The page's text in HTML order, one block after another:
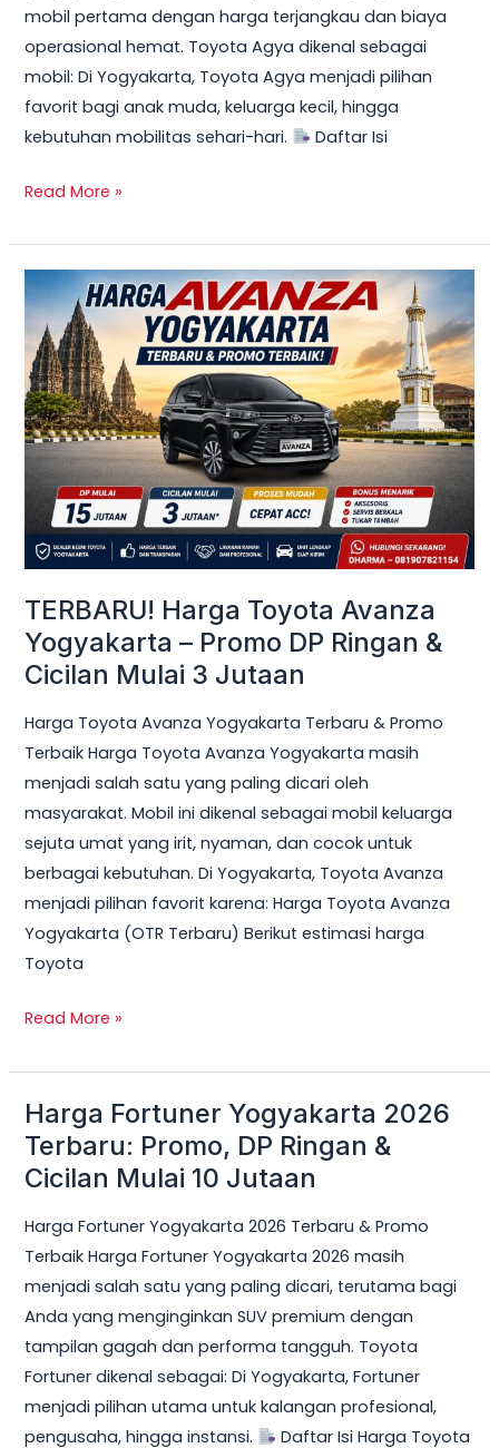
mobil pertama dengan harga terjangkau dan biaya
operasional hemat. Toyota Agya dikenal sebagai
mobil: Di Yogyakarta, Toyota Agya menjadi pilihan
favorit bagi anak muda, keluarga kecil, hingga
kebutuhan mobilitas sehari-hari.
Daftar Isi
Read More »
TERBARU! Harga Toyota Avanza
Yogyakarta – Promo DP Ringan &
Cicilan Mulai 3 Jutaan
Harga Toyota Avanza Yogyakarta Terbaru & Promo
Terbaik Harga Toyota Avanza Yogyakarta masih
menjadi salah satu yang paling dicari oleh
masyarakat. Mobil ini dikenal sebagai mobil keluarga
sejuta umat yang irit, nyaman, dan cocok untuk
berbagai kebutuhan. Di Yogyakarta, Toyota Avanza
menjadi pilihan favorit karena: Harga Toyota Avanza
Yogyakarta (OTR Terbaru) Berikut estimasi harga
Toyota
TERBARU!
Harga
Toyota
Avanza
Yogyakarta
–
Promo
DP
Ringan
&
Mulai
3
Jutaan
Read More »
Harga Fortuner Yogyakarta 2026
Terbaru: Promo, DP Ringan &
Cicilan Mulai 10 Jutaan
Harga Fortuner Yogyakarta 2026 Terbaru & Promo
Terbaik Harga Fortuner Yogyakarta 2026 masih
menjadi salah satu yang paling dicari, terutama bagi
Anda yang menginginkan SUV premium dengan
tampilan gagah dan performa tangguh. Toyota
Fortuner dikenal sebagai: Di Yogyakarta, Fortuner
menjadi pilihan utama untuk kalangan profesional,
pengusaha, hingga instansi.
Daftar Isi Harga Toyota
Harga
Fortuner
Yogyakarta
Terbaru:
Promo,
DP
Ringan
&
Cicilan
Mulai
10